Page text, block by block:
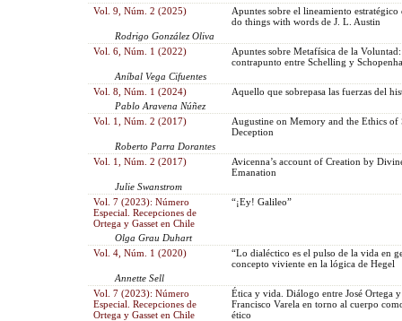
Vol. 9, Núm. 2 (2025)
Apuntes sobre el lineamiento
do things with words de J. L. Austin
Rodrigo González Oliva
Vol. 6, Núm. 1 (2022)
Apuntes sobre Metafísica de la
contrapunto entre Schelling y
Aníbal Vega Cifuentes
Vol. 8, Núm. 1 (2024)
Aquello que sobrepasa las fuerzas del
Pablo Aravena Núñez
Vol. 1, Núm. 2 (2017)
Augustine on Memory and the Ethics of
Deception
Roberto Parra Dorantes
Vol. 1, Núm. 2 (2017)
Avicenna’s account of Creation by
Emanation
Julie Swanstrom
Vol. 7 (2023): Número
Especial. Recepciones de
Ortega y Gasset en Chile
“¡Ey! Galileo”
Olga Grau Duhart
Vol. 4, Núm. 1 (2020)
“Lo dialéctico es el pulso de la vida en
concepto viviente en la lógica de Hegel
Annette Sell
Vol. 7 (2023): Número
Especial. Recepciones de
Ortega y Gasset en Chile
Ética y vida. Diálogo entre José Ortega y
Francisco Varela en torno al cuerpo
ético